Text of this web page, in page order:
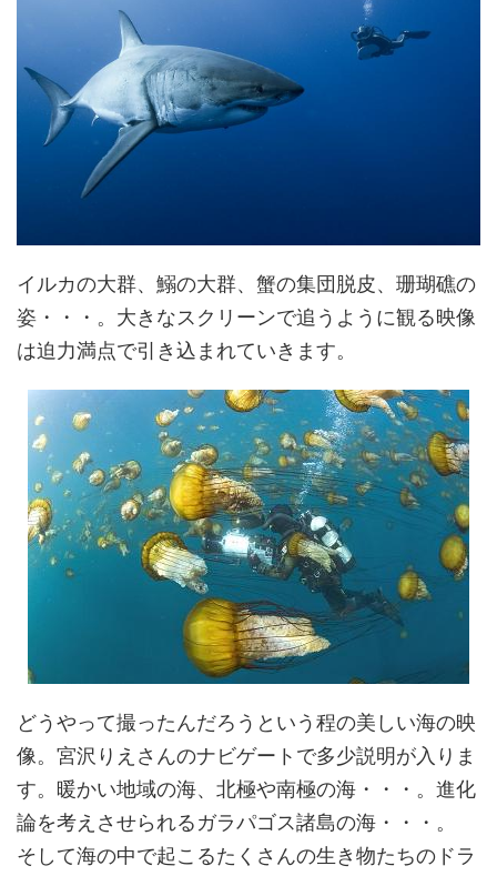
イルカの大群、鰯の大群、蟹の集団脱皮、珊瑚礁の
姿・・・。大きなスクリーンで追うように観る映像
は迫力満点で引き込まれていきます。
どうやって撮ったんだろうという程の美しい海の映
像。宮沢りえさんのナビゲートで多少説明が入りま
す。暖かい地域の海、北極や南極の海・・・。進化
論を考えさせられるガラパゴス諸島の海・・・。
そして海の中で起こるたくさんの生き物たちのドラ